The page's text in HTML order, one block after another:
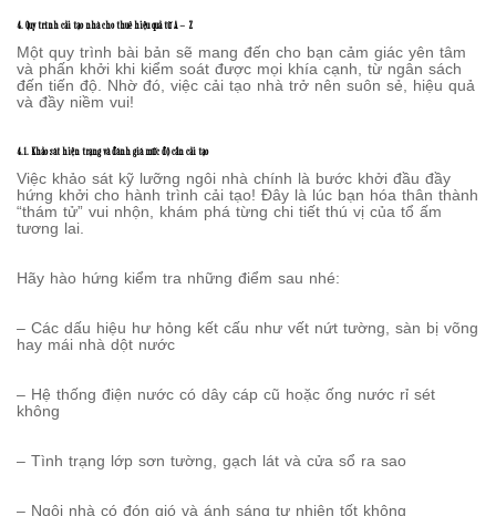
4. Quy trình cải tạo nhà cho thuê hiệu quả từ A – Z
Một quy trình bài bản sẽ mang đến cho bạn cảm giác yên tâm
và phấn khởi khi kiểm soát được mọi khía cạnh, từ ngân sách
đến tiến độ. Nhờ đó, việc cải tạo nhà trở nên suôn sẻ, hiệu quả
và đầy niềm vui!
4.1. Khảo sát hiện trạng và đánh giá mức độ cần cải tạo
Việc khảo sát kỹ lưỡng ngôi nhà chính là bước khởi đầu đầy
hứng khởi cho hành trình cải tạo! Đây là lúc bạn hóa thân thành
“thám tử” vui nhộn, khám phá từng chi tiết thú vị của tổ ấm
tương lai.
Hãy hào hứng kiểm tra những điểm sau nhé:
– Các dấu hiệu hư hỏng kết cấu như vết nứt tường, sàn bị võng
hay mái nhà dột nước
– Hệ thống điện nước có dây cáp cũ hoặc ống nước rỉ sét
không
– Tình trạng lớp sơn tường, gạch lát và cửa sổ ra sao
– Ngôi nhà có đón gió và ánh sáng tự nhiên tốt không